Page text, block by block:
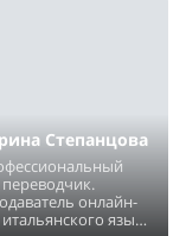
Степанцова
переводчик.
онлайн-
языка